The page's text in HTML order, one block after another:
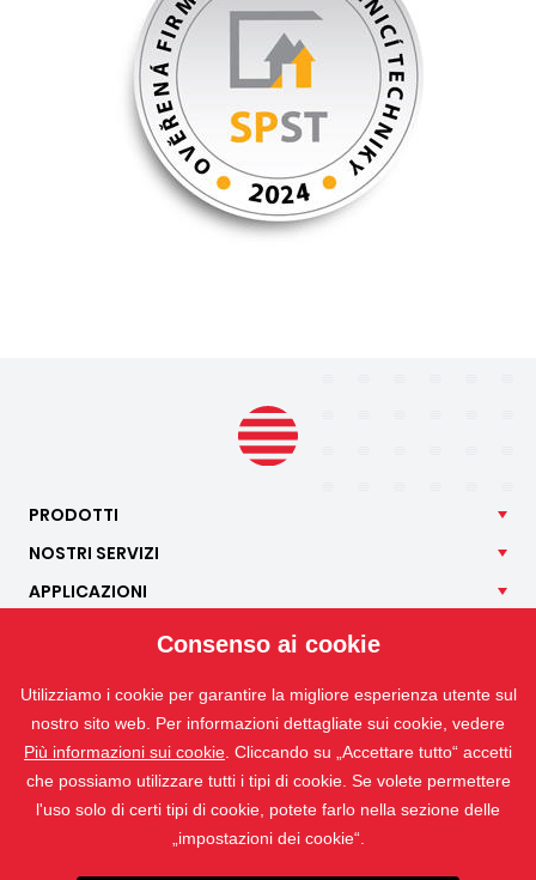
PRODOTTI
NOSTRI SERVIZI
APPLICAZIONI
Consenso ai cookie
Utilizziamo i cookie per garantire la migliore esperienza utente sul
nostro sito web. Per informazioni dettagliate sui cookie, vedere
Più informazioni sui cookie . Cliccando su „Accettare tutto“ accetti
che possiamo utilizzare tutti i tipi di cookie. Se volete permettere
l'uso solo di certi tipi di cookie, potete farlo nella sezione delle
„impostazioni dei cookie“.